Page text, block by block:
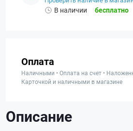
В наличии бесплатно
Оплата
Наличными • Оплата на счет •
Карточкой и наличными в магазине
Описание